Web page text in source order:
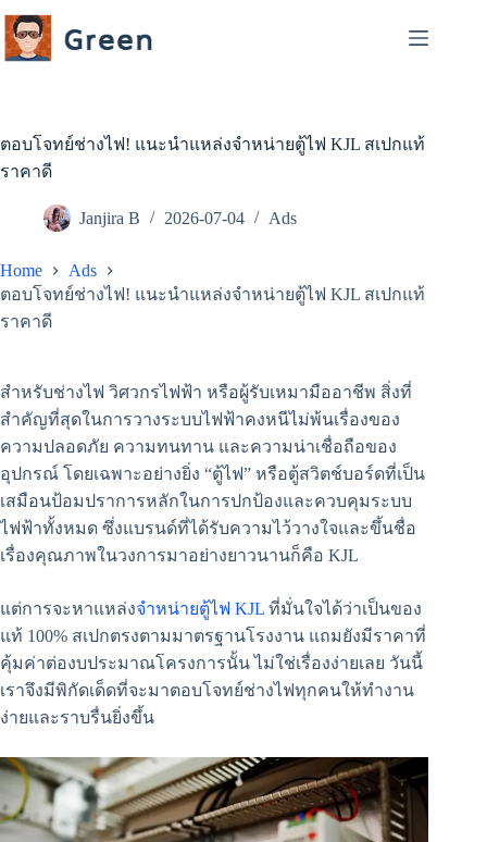
to
content
ตอบโจทย์ช่างไฟ! แนะนำแหล่งจำหน่ายตู้ไฟ KJL สเปกแท้
ราคาดี
Janjira B 2026-07-04 Ads
Home
Ads
ตอบโจทย์ช่างไฟ! แนะนำแหล่งจำหน่ายตู้ไฟ KJL สเปกแท้
ราคาดี
สำหรับช่างไฟ วิศวกรไฟฟ้า หรือผู้รับเหมามืออาชีพ สิ่งที่
สำคัญที่สุดในการวางระบบไฟฟ้าคงหนีไม่พ้นเรื่องของ
ความปลอดภัย ความทนทาน และความน่าเชื่อถือของ
อุปกรณ์ โดยเฉพาะอย่างยิ่ง “ตู้ไฟ” หรือตู้สวิตช์บอร์ดที่เป็น
เสมือนป้อมปราการหลักในการปกป้องและควบคุมระบบ
ไฟฟ้าทั้งหมด ซึ่งแบรนด์ที่ได้รับความไว้วางใจและขึ้นชื่อ
เรื่องคุณภาพในวงการมาอย่างยาวนานก็คือ KJL
แต่การจะหาแหล่งจำหน่ายตู้ไฟ KJL ที่มั่นใจได้ว่าเป็นของ
แท้ 100% สเปกตรงตามมาตรฐานโรงงาน แถมยังมีราคาที่
คุ้มค่าต่องบประมาณโครงการนั้น ไม่ใช่เรื่องง่ายเลย วันนี้
เราจึงมีพิกัดเด็ดที่จะมาตอบโจทย์ช่างไฟทุกคนให้ทำงาน
ง่ายและราบรื่นยิ่งขึ้น